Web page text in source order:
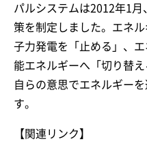
パルシステムは2012年1
策を制定しました。エネ
子力発電を「止める」、
能エネルギーへ「切り替
自らの意思でエネルギー
す。
【関連リンク】